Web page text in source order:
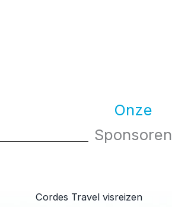
Onze
Sponsoren
Cordes Travel visreizen